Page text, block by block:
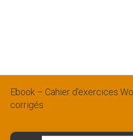
Ebook – Cahier d’exercices
corrigés